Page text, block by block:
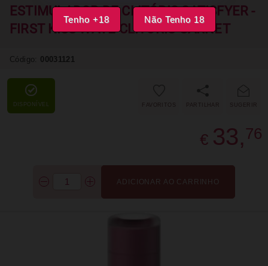
Tenho +18 Não Tenho 18
ESTIMULADOR DE CLITÓRIS SATISFYER -
FIRST KISS WAVE CLITORIS GARNET
Código: 00031121
DISPONÍVEL SUGERIR
FAVORITOS
€ 33, 76
ADICIONAR AO CARRINHO